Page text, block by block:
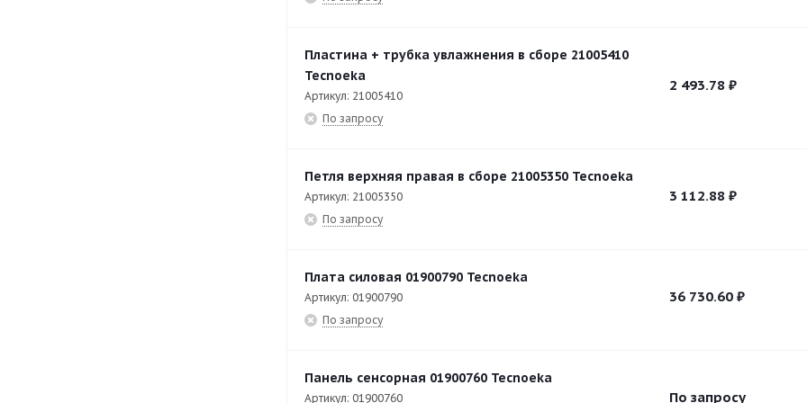
Пластина + трубка увлажнения в сборе 21005410
Tecnoeka
Артикул: 21005410
По запросу
2 493.78 ₽
Петля верхняя правая в сборе 21005350 Tecnoeka
Артикул: 21005350
По запросу
3 112.88 ₽
Плата силовая 01900790 Tecnoeka
Артикул: 01900790
По запросу
36 730.60 ₽
Панель сенсорная 01900760 Tecnoeka
Артикул: 01900760 По запросу